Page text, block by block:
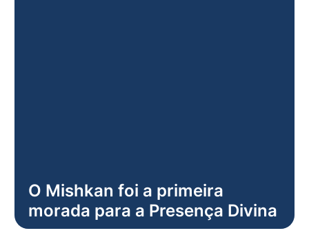
O Mishkan foi a primeira
morada para a Presença Divina